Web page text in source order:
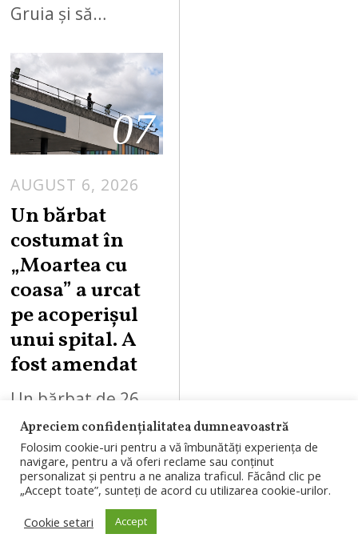
Gruia și să…
07
AUGUST 6, 2026
Un bărbat
costumat în
„Moartea cu
coasa” a urcat
pe acoperișul
unui spital. A
fost amendat
Un bărbat de 26
de ani a fost
amendat după ce a
urcat costumat în
„Moartea cu coasa”
pe acoperișul unui
Apreciem confidențialitatea dumneavoastră
Folosim cookie-uri pentru a vă îmbunătăți experiența de
navigare, pentru a vă oferi reclame sau conținut
personalizat și pentru a ne analiza traficul. Făcând clic pe
„Accept toate”, sunteți de acord cu utilizarea cookie-urilor.
Cookie setari
Accept